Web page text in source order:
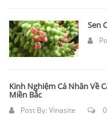
Sen
Kinh Nghiệm Cá Nhân Về
Miền Bắc
Post By: Vinasite